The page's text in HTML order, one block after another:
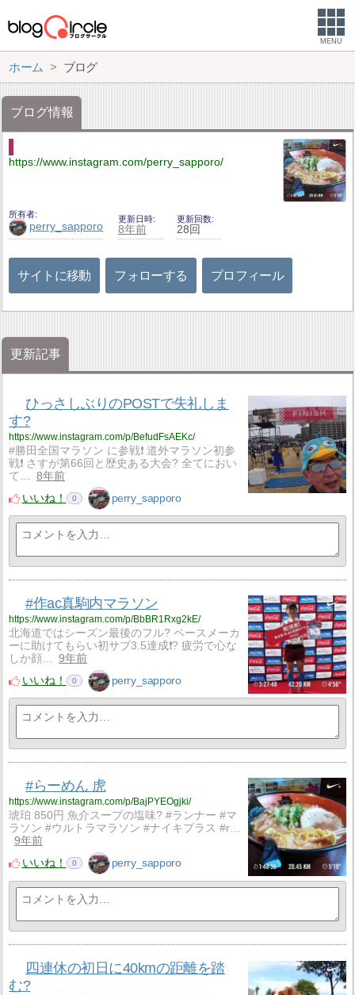
MENU
ホーム ブログ
ブログ情報
https://www.instagram.com/perry_sapporo/
所有者
perry_sapporo
更新日時
8年前
更新回数
28回
サイトに移動 フォローする プロフィール
更新記事
ひっさしぶりのPOSTで失礼しま
す?
https://www.instagram.com/p/BefudFsAEKc/
#勝田全国マラソン に参戦❗️ 道外マラソン初参
戦❗️ さすが第66回と歴史ある大会? 全てにおい
て…
8年前
いいね！
0 perry_sapporo
#作ac真駒内マラソン
https://www.instagram.com/p/BbBR1Rxg2kE/
北海道ではシーズン最後のフル? ペースメーカ
ーに助けてもらい初サブ3.5達成❗️? 疲労で心な
しか顔…
9年前
いいね！
0 perry_sapporo
#らーめん 虎
https://www.instagram.com/p/BajPYEOgjki/
琥珀 850円 魚介スープの塩味? #ランナー #マ
ラソン #ウルトラマラソン #ナイキプラス #r…
9年前
いいね！
0 perry_sapporo
四連休の初日に40kmの距離を踏
む?